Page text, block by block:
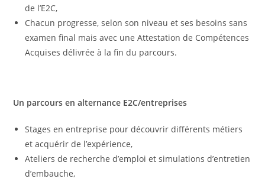
de l’E2C,
Chacun progresse, selon son niveau et ses besoins sans
examen final mais avec une Attestation de Compétences
Acquises délivrée à la fin du parcours.
Un parcours en alternance E2C/entreprises
Stages en entreprise pour découvrir différents métiers
et acquérir de l’expérience,
Ateliers de recherche d’emploi et simulations d’entretien
d’embauche,